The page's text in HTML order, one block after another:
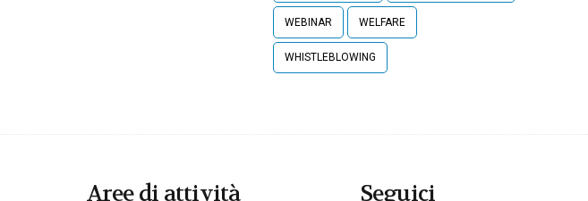
WEBINAR WELFARE
WHISTLEBLOWING
Aree di attività Seguici